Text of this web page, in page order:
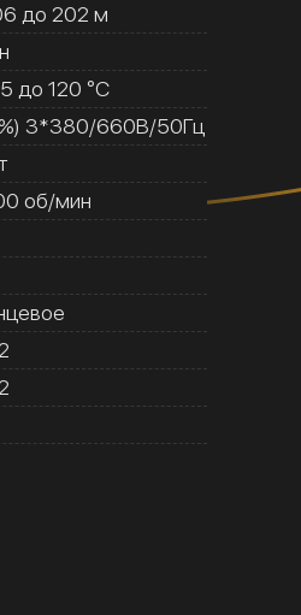
до 202 м
до 120 °C
3*380/660В/50Гц
об/мин